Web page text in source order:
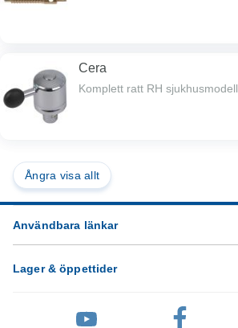
Cera
Komplett ratt RH sjukhusmodell.
Ångra visa allt
Användbara länkar
Lager & öppettider